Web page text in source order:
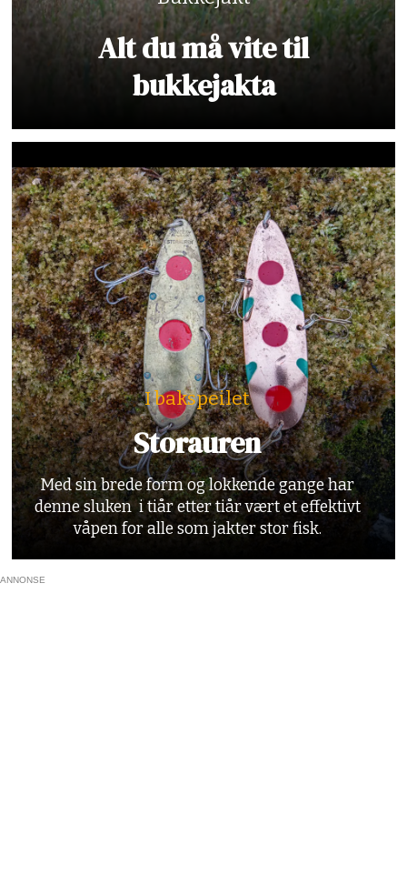
Alt du må vite til
bukkejakta
I bakspeilet
Storauren
Med sin brede form og lokkende gange har
denne sluken i tiår etter tiår vært et effektivt
våpen for alle som jakter stor fisk.
ANNONSE